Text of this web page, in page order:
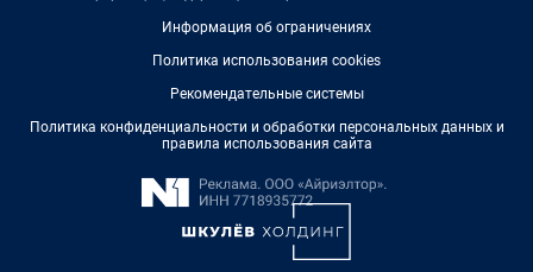
Информация об ограничениях
Политика использования cookies
Рекомендательные системы
Политика конфиденциальности и обработки персональных данных и
правила использования сайта